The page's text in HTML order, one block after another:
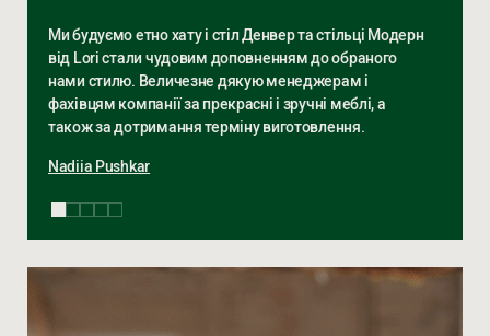
Ми будуємо етно хату і стіл Денвер та стільці Модерн
від Lori стали чудовим доповненням до обраного
нами стилю. Величезне дякую менеджерам і
фахівцям компанії за прекрасні і зручні меблі, а
також за дотримання терміну виготовлення.
Nadiia Pushkar